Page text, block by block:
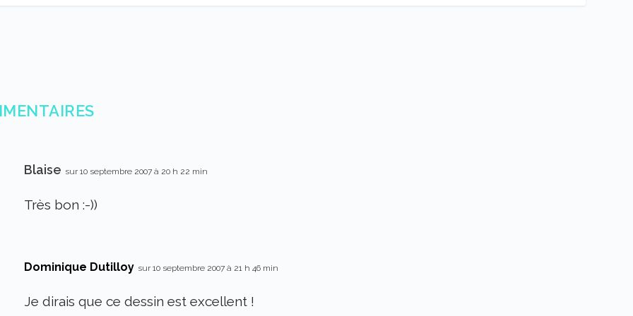
Blaise sur 10 septembre 2007 à 20 h 22 min
Très bon :-))
Dominique Dutilloy sur 10 septembre 2007 à 21 h 46 min
Je dirais que ce dessin est excellent !